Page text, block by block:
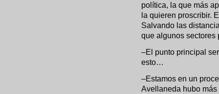
política, la que más
la quieren proscribir.
Salvando las
que algunos sectores
–El punto principal
esto…
–Estamos en un
Avellaneda hubo